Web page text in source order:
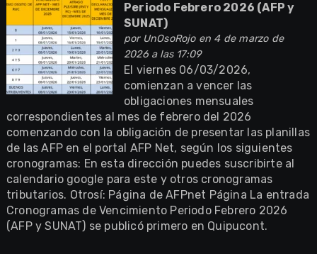
Periodo Febrero 2026 (AFP y
SUNAT)
por UnOsoRojoen 4 de marzo de
2026 a las 17:09
El viernes 06/03/2026,
comienzan a vencer las
obligaciones mensuales
correspondientes al mes de febrero del 2026
comenzando con la obligación de presentar las planillas
de las AFP en el portal AFP Net, según los siguientes
cronogramas: En esta dirección puedes suscribirte al
calendario google para este y otros cronogramas
tributarios. Otrosí: Página de AFPnet Página La entrada
Cronogramas de Vencimiento Periodo Febrero 2026
(AFP y SUNAT) se publicó primero en Quipucont.